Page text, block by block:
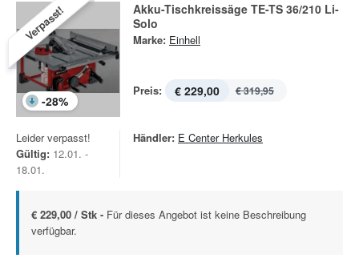
Verpasst!
-28%
Akku-Tischkreissäge TE-TS 36/210 Li-
Solo
Marke: Einhell
Preis: € 229,00 € 319,95
Leider verpasst!
Gültig: 12.01. -
18.01.
Händler: E Center Herkules
€ 229,00 / Stk - Für dieses Angebot ist keine Beschreibung
verfügbar.